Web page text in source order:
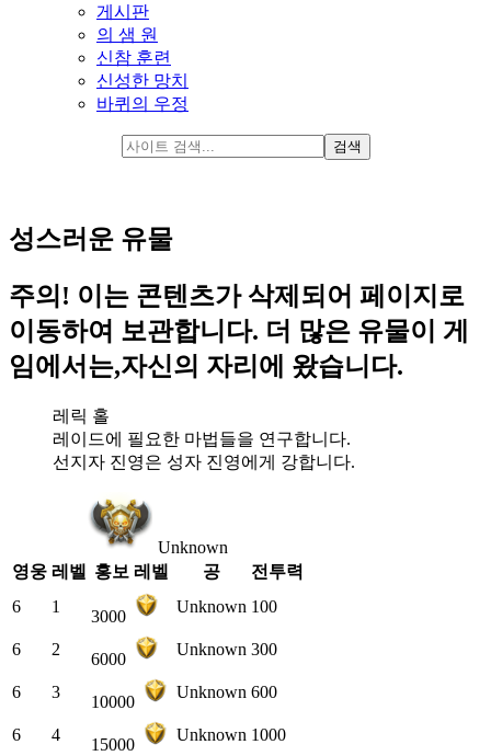
게시판
의 샘 원
신참 훈련
신성한 망치
바퀴의 우정
성스러운 유물
주의! 이는 콘텐츠가 삭제되어 페이지로
이동하여 보관합니다. 더 많은 유물이 게
임에서는,자신의 자리에 왔습니다.
레릭 홀
레이드에 필요한 마법들을 연구합니다.
선지자 진영은 성자 진영에게 강합니다.
Unknown
영웅 레벨 홍보 레벨 공
전투력
6
1
3000
Unknown 100
6 2
6000
Unknown 300
6 3
10000
Unknown 600
6 4
15000
Unknown 1000